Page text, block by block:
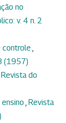
no
v. 4 n. 2
controle ,
(1957)
Revista do
, Revista